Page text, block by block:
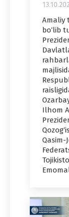
Amaliy
bo‘lib
Ilhom
Qasim-